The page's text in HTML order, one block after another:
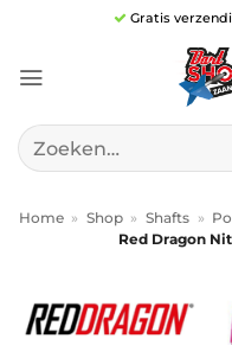
inhoud
Gratis
Zoeken
naar:
Home » Shop » Shafts »
Red Dragon